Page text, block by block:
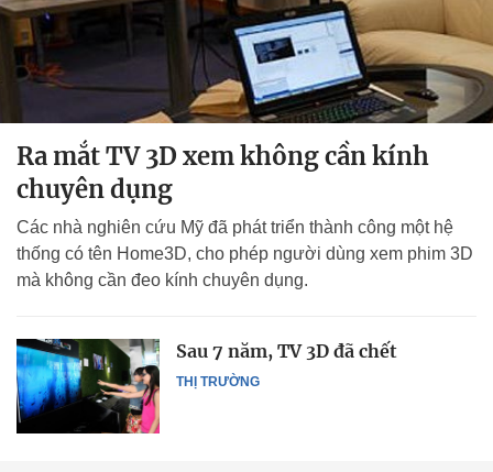
Ra mắt TV 3D xem không cần kính
chuyên dụng
Các nhà nghiên cứu Mỹ đã phát triển thành công một hệ
thống có tên Home3D, cho phép người dùng xem phim 3D
mà không cần đeo kính chuyên dụng.
THỊ TRƯỜNG
Sau 7 năm, TV 3D đã chết